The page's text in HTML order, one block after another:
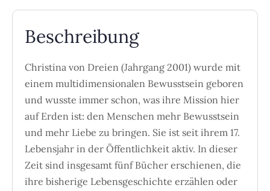
Beschreibung
Christina von Dreien (Jahrgang 2001) wurde mit
einem multidimensionalen Bewusstsein geboren
und wusste immer schon, was ihre Mission hier
auf Erden ist: den Menschen mehr Bewusstsein
und mehr Liebe zu bringen. Sie ist seit ihrem 17.
Lebensjahr in der Öffentlichkeit aktiv. In dieser
Zeit sind insgesamt fünf Bücher erschienen, die
ihre bisherige Lebensgeschichte erzählen oder